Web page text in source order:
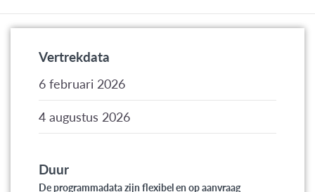
Vertrekdata
6 februari 2026
4 augustus 2026
Duur
De programmadata zijn flexibel en op aanvraag